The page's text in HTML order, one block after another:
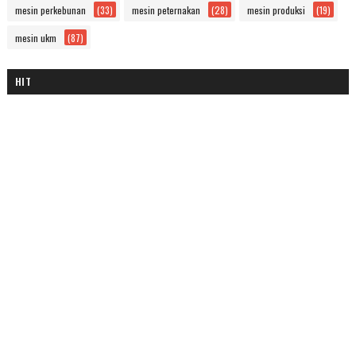
mesin perkebunan (33) mesin peternakan (28) mesin produksi (19)
mesin ukm (87)
HIT